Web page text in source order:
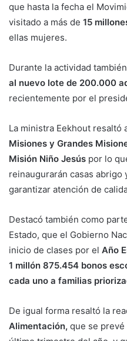
que hasta la fecha el
visitado a más de 15
ellas mujeres.
Durante la actividad
al nuevo lote de 200.000
recientemente por el
La ministra Eekhout resaltó
Misiones y Grandes
Misión Niño Jesús por lo
reinaugurarán casas abrigo
garantizar atención de
Destacó también como
Estado, que el Gobierno
inicio de clases por el Año
1 millón 875.454 bonos
cada uno a familias
De igual forma resaltó la
Alimentación, que se